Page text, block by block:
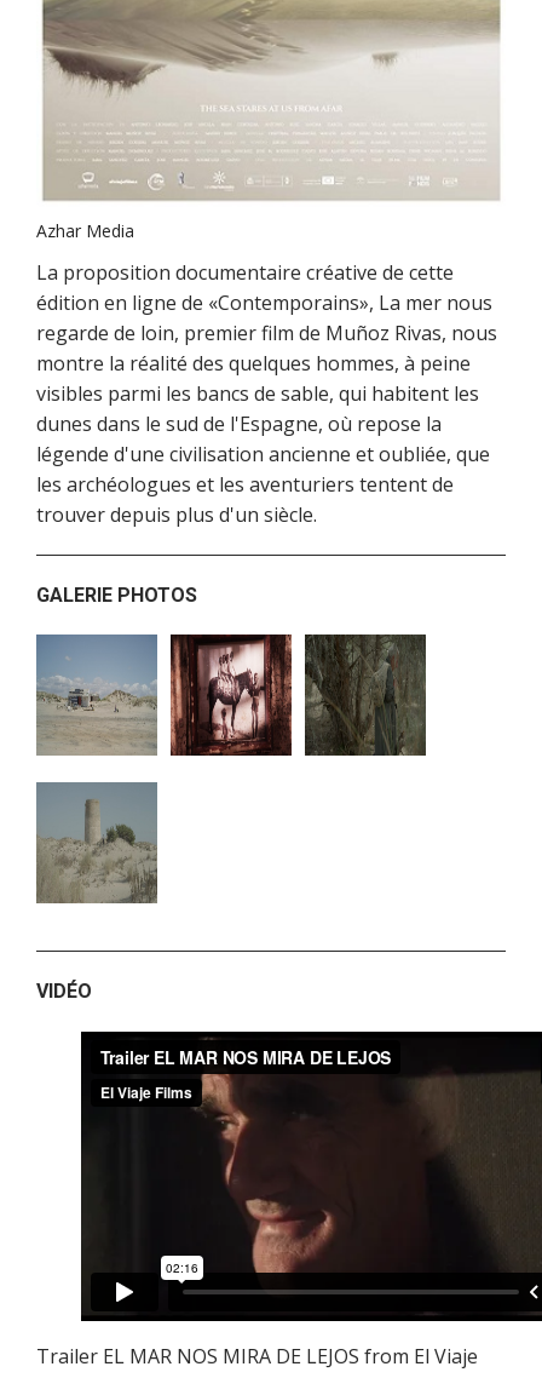
Azhar Media
La proposition documentaire créative de cette
édition en ligne de «Contemporains», La mer nous
regarde de loin, premier film de Muñoz Rivas, nous
montre la réalité des quelques hommes, à peine
visibles parmi les bancs de sable, qui habitent les
dunes dans le sud de l'Espagne, où repose la
légende d'une civilisation ancienne et oubliée, que
les archéologues et les aventuriers tentent de
trouver depuis plus d'un siècle.
GALERIE PHOTOS
VIDÉO
Trailer EL MAR NOS MIRA DE LEJOS from El Viaje